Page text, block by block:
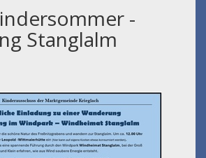
-
Stanglalm